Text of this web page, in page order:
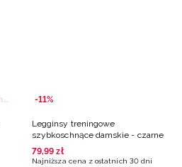
Recommended by Anna Lewandowska -11%
Legginsy treningowe
szybkoschnące damskie - czarne
79,99 zł
Najniższa cena z ostatnich 30 dni